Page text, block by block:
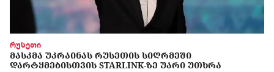
რუსეთი
ᲛᲐᲡᲙᲛᲐ ᲣᲙᲠᲐᲘᲜᲐᲡ ᲠᲣᲡᲔᲗᲘᲡ ᲡᲘᲦᲠᲛᲔᲨᲘ
ᲓᲐᲠᲢᲧᲛᲔᲑᲘᲡᲗᲕᲘᲡ STARLINK-ᲖᲔ ᲣᲐᲠᲘ ᲣᲗᲮᲠᲐ